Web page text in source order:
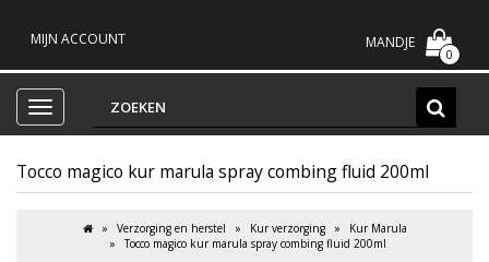
MIJN ACCOUNT MANDJE
0
Tocco magico kur marula spray combing fluid 200ml
Verzorging en herstel Kur verzorging
Kur Marula
Tocco magico kur marula spray combing fluid 200ml